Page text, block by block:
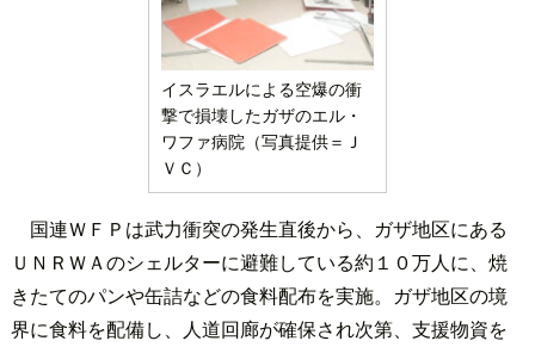
イスラエルによる空爆の衝
撃で損壊したガザのエル・
ワファ病院（写真提供＝Ｊ
ＶＣ）
国連ＷＦＰは武力衝突の発生直後から、ガザ地区にある
ＵＮＲＷＡのシェルターに避難している約１０万人に、焼
きたてのパンや缶詰などの食料配布を実施。ガザ地区の境
界に食料を配備し、人道回廊が確保され次第、支援物資を